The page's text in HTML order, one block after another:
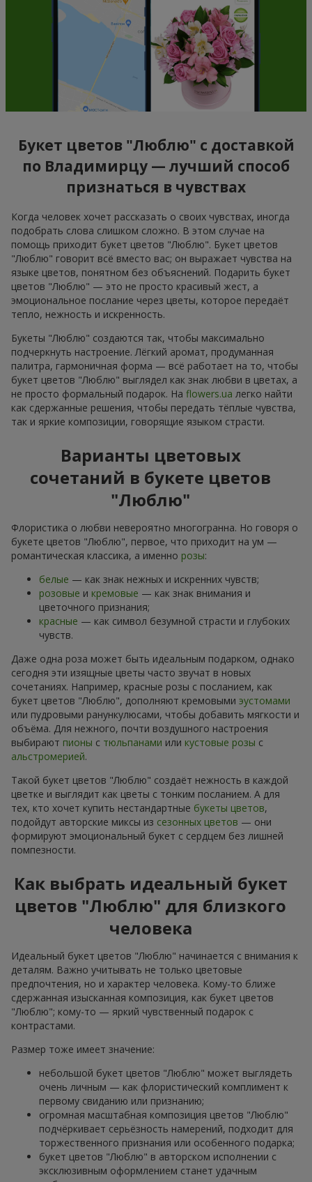
Букет цветов "Люблю" с доставкой
по Владимирцу — лучший способ
признаться в чувствах
Когда человек хочет рассказать о своих чувствах, иногда
подобрать слова слишком сложно. В этом случае на
помощь приходит букет цветов "Люблю". Букет цветов
"Люблю" говорит всё вместо вас; он выражает чувства на
языке цветов, понятном без объяснений. Подарить букет
цветов "Люблю" — это не просто красивый жест, а
эмоциональное послание через цветы, которое передаёт
тепло, нежность и искренность.
Букеты "Люблю" создаются так, чтобы максимально
подчеркнуть настроение. Лёгкий аромат, продуманная
палитра, гармоничная форма — всё работает на то, чтобы
букет цветов "Люблю" выглядел как знак любви в цветах, а
не просто формальный подарок. На flowers.ua легко найти
как сдержанные решения, чтобы передать тёплые чувства,
так и яркие композиции, говорящие языком страсти.
Варианты цветовых
сочетаний в букете цветов
"Люблю"
Флористика о любви невероятно многогранна. Но говоря о
букете цветов "Люблю", первое, что приходит на ум —
романтическая классика, а именно розы:
белые — как знак нежных и искренних чувств;
розовые и кремовые — как знак внимания и
цветочного признания;
красные — как символ безумной страсти и глубоких
чувств.
Даже одна роза может быть идеальным подарком, однако
сегодня эти изящные цветы часто звучат в новых
сочетаниях. Например, красные розы с посланием, как
букет цветов "Люблю", дополняют кремовыми эустомами
или пудровыми ранункулюсами, чтобы добавить мягкости и
объёма. Для нежного, почти воздушного настроения
выбирают пионы с тюльпанами или кустовые розы с
альстромерией.
Такой букет цветов "Люблю" создаёт нежность в каждой
цветке и выглядит как цветы с тонким посланием. А для
тех, кто хочет купить нестандартные букеты цветов,
подойдут авторские миксы из сезонных цветов — они
формируют эмоциональный букет с сердцем без лишней
помпезности.
Как выбрать идеальный букет
цветов "Люблю" для близкого
человека
Идеальный букет цветов "Люблю" начинается с внимания к
деталям. Важно учитывать не только цветовые
предпочтения, но и характер человека. Кому-то ближе
сдержанная изысканная композиция, как букет цветов
"Люблю"; кому-то — яркий чувственный подарок с
контрастами.
Размер тоже имеет значение:
небольшой букет цветов "Люблю" может выглядеть
очень личным — как флористический комплимент к
первому свиданию или признанию;
огромная масштабная композиция цветов "Люблю"
подчёркивает серьёзность намерений, подходит для
торжественного признания или особенного подарка;
букет цветов "Люблю" в авторском исполнении с
эксклюзивным оформлением станет удачным